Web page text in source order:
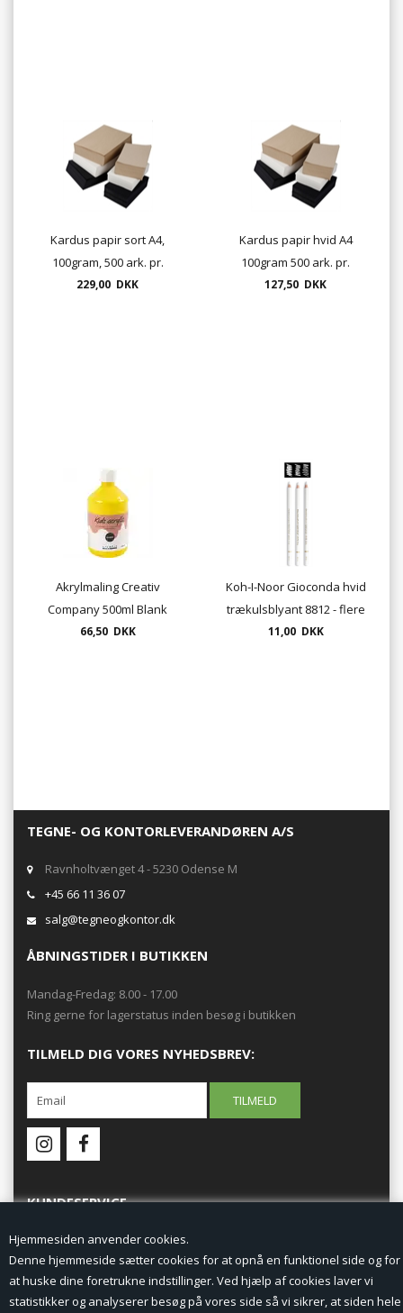
Hjemmesiden anvender cookies.
Denne hjemmeside sætter cookies for at opnå en funktionel side og for
at huske dine foretrukne indstillinger. Ved hjælp af cookies laver vi
statistikker og analyserer besøg på vores side så vi sikrer, at siden hele
Kardus papir sort A4,
100gram, 500 ark. pr.
pakke
229,00 DKK
Kardus papir hvid A4
100gram 500 ark. pr.
pakke
127,50 DKK
Akrylmaling Creativ
Company 500ml Blank
vandbaseret 15 farver -
66,50 DKK
Koh-I-Noor Gioconda hvid
trækulsblyant 8812 - flere
hårdheder
11,00 DKK
TEGNE- OG KONTORLEVERANDØREN A/S
Ravnholtvænget 4 - 5230 Odense M
+45 66 11 36 07
salg@tegneogkontor.dk
ÅBNINGSTIDER I BUTIKKEN
Mandag-Fredag: 8.00 - 17.00
Ring gerne for lagerstatus inden besøg i butikken
TILMELD DIG VORES NYHEDSBREV:
KUNDESERVICE
Forside
Min Konto